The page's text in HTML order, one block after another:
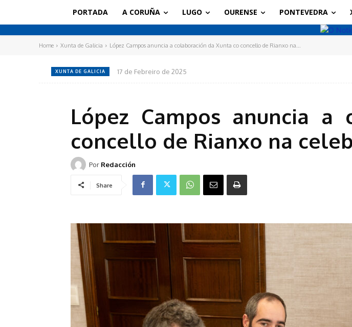
PORTADA A CORUÑA LUGO OURENSE PONTEVEDRA
Home Xunta de Galicia López Campos anuncia a colaboración da Xunta co concello de Rianxo na...
XUNTA DE GALICIA 17 de Febreiro de 2025
López Campos anuncia
concello de Rianxo na
Por Redacción
Share